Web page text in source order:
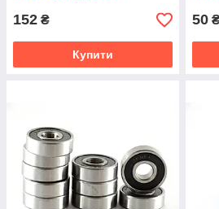
152 ₴
Купити
50